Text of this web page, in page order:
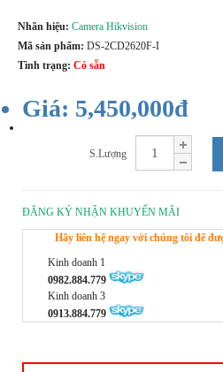
Nhãn hiệu: Camera Hikvision
Mã sản phẩm: DS-2CD2620F-I
Tình trạng: Có sẵn
Giá: 5,450,000đ
S.Lượng
ĐĂNG KÝ NHẬN KHUYẾN MÃI
Hãy liên hệ ngay với chúng tôi để
Kinh doanh 1
0982.884.779
Kinh doanh 3
0913.884.779